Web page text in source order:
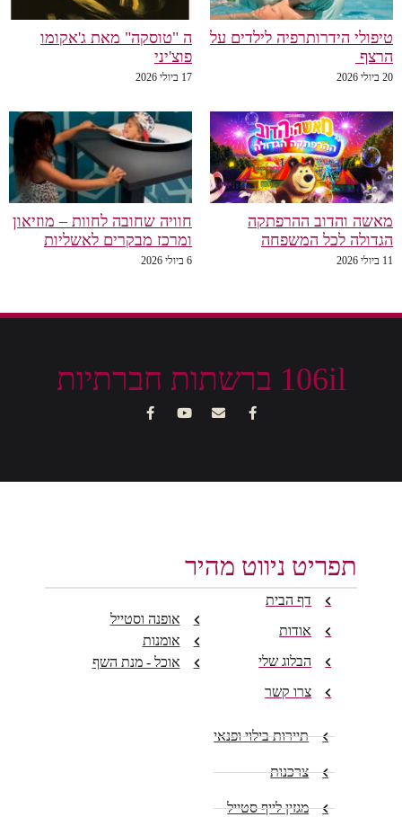
טיפולי הידרותרפיה לילדים על
הרצף
20 ביולי 2026
ה "טוסקה" מאת ג'אקומו
פוצ'יני
17 ביולי 2026
מאשה והדוב ההרפתקה
הגדולה לכל המשפחה
11 ביולי 2026
חוויה שחובה לחוות – מוזיאון
ומרכז מבקרים לאשליות
6 ביולי 2026
106il ברשתות חברתיות
תפריט ניווט מהיר
דף הבית
אודות
הבלוג שלי
צרו קשר
אופנה וסטייל
אומנות
אוכל - מנת השף
תיירות בילוי ופנאי
צרכנות
מגזין לייף סטייל